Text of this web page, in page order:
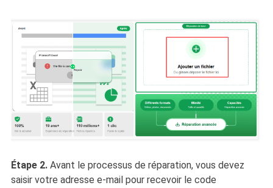
Étape 2.Avant le processus de réparation, vous devez
saisir votre adresse e-mail pour recevoir le code